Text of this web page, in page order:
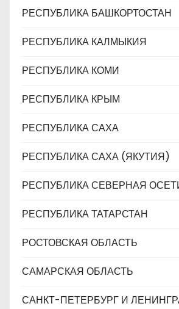
РЕСПУБЛИКА БАШКОРТОСТАН
РЕСПУБЛИКА КАЛМЫКИЯ
РЕСПУБЛИКА КОМИ
РЕСПУБЛИКА КРЫМ
РЕСПУБЛИКА САХА
РЕСПУБЛИКА САХА (ЯКУТИЯ)
РЕСПУБЛИКА СЕВЕРНАЯ
РЕСПУБЛИКА ТАТАРСТАН
РОСТОВСКАЯ ОБЛАСТЬ
САМАРСКАЯ ОБЛАСТЬ
САНКТ-ПЕТЕРБУРГ И